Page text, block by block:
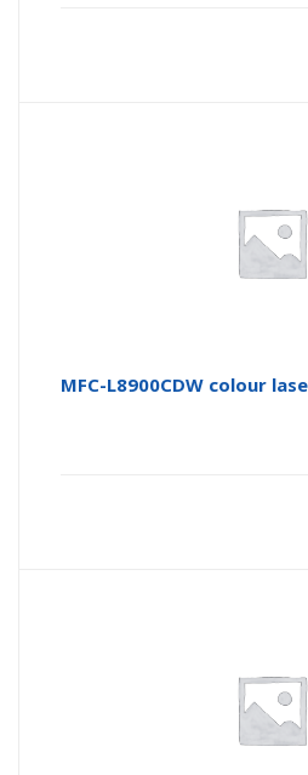
MFC-L8900CDW colour